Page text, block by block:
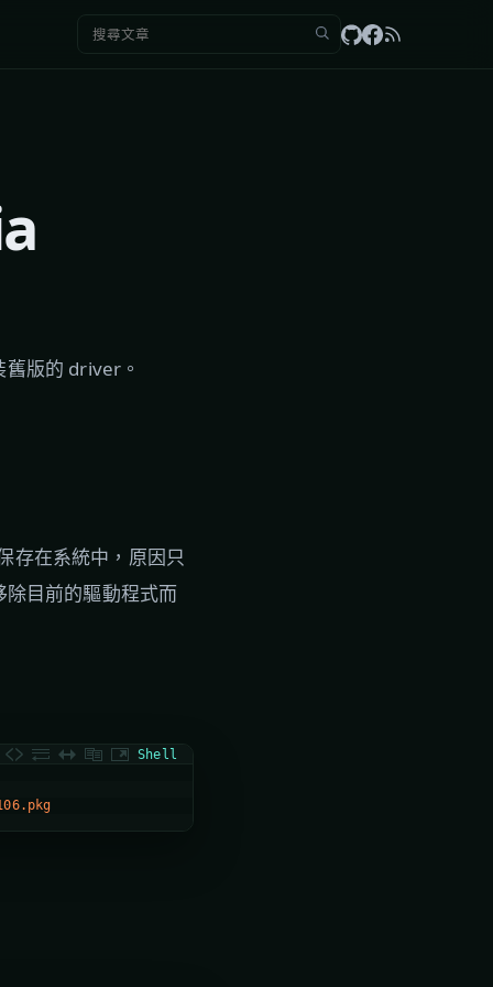
搜尋：
版的 driver。
存在系統中，原因只
目前的驅動程式而
Shell